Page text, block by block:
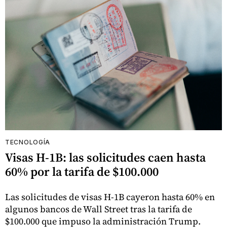
TECNOLOGÍA
Visas H-1B: las solicitudes caen hasta
60% por la tarifa de $100.000
Las solicitudes de visas H-1B cayeron hasta 60% en
algunos bancos de Wall Street tras la tarifa de
$100.000 que impuso la administración Trump.